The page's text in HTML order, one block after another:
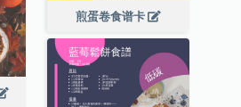
煎蛋卷食谱卡